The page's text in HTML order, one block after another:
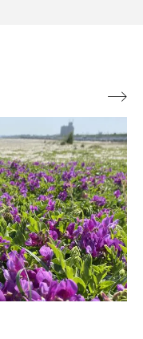
